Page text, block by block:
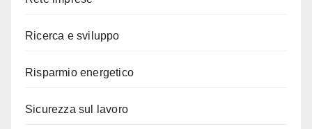
Ricerca e sviluppo
Risparmio energetico
Sicurezza sul lavoro